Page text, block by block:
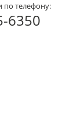
по телефону:
6350